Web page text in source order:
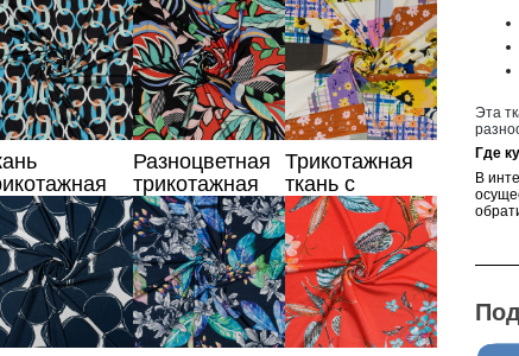
Эта
Где
В
принтом
Италия
с
Разноцветная
трикотажная
ткань с
растительным
узором
Трикотажная
ткань с
разноцветным
принтом